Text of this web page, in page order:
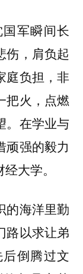
军瞬间长
伤，肩负起
庭负担，非
把火，点燃
。在学业与
顽强的毅力
大学。
的海洋里勤
路以求让弟
倒腾过文